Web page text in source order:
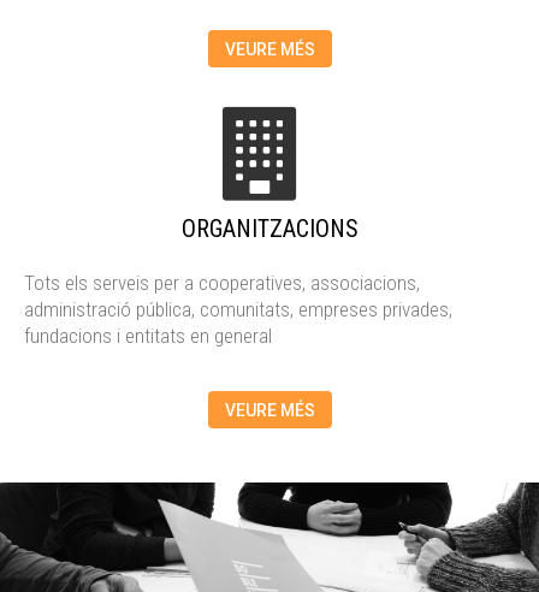
VEURE MÉS
ORGANITZACIONS
Tots els serveis per a cooperatives, associacions,
administració pública, comunitats, empreses privades,
fundacions i entitats en general
VEURE MÉS